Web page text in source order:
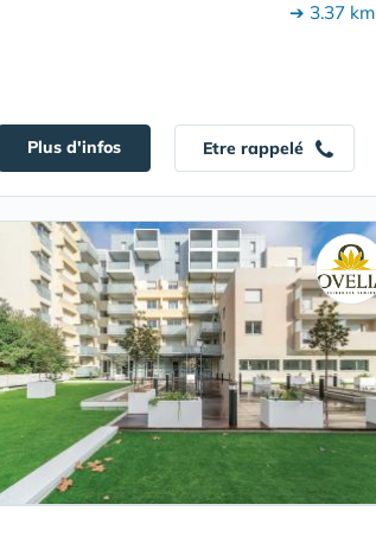
➔ 3.37 km
Plus d'infos Etre rappelé